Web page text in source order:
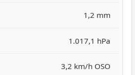
1,2 mm
1.017,1 hPa
3,2 km/h OSO